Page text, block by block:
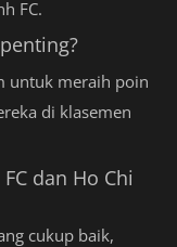
FC.
untuk meraih poin
di klasemen
dan Ho Chi
cukup baik,